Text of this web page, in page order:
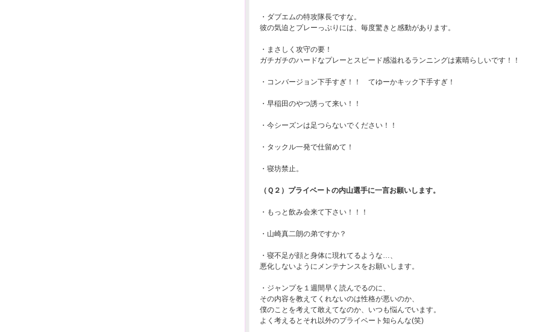
・ダブエムの特攻隊長ですな。
彼の気迫とプレーっぷりには、毎度驚きと感動があります。
・まさしく攻守の要！
ガチガチのハードなプレーとスピード感溢れるランニングは素晴らしいです！！
・コンバージョン下手すぎ！！ てゆーかキック下手すぎ！
・早稲田のやつ誘って来い！！
・今シーズンは足つらないでください！！
・タックル一発で仕留めて！
・寝坊禁止。
（Ｑ２）プライベートの内山選手に一言お願いします。
・もっと飲み会来て下さい！！！
・山崎真二朗の弟ですか？
・寝不足が顔と身体に現れてるような…、
悪化しないようにメンテナンスをお願いします。
・ジャンプを１週間早く読んでるのに、
その内容を教えてくれないのは性格が悪いのか、
僕のことを考えて敢えてなのか、いつも悩んでいます。
よく考えるとそれ以外のプライベート知らんな(笑)